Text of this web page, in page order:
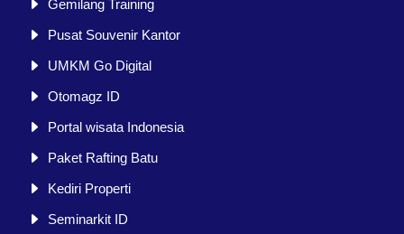
Gemilang Training
Pusat Souvenir Kantor
UMKM Go Digital
Otomagz ID
Portal wisata Indonesia
Paket Rafting Batu
Kediri Properti
Seminarkit ID